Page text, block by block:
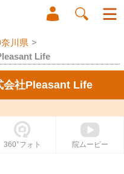
川県 >
Life
社Pleasant Life
360°フォト 院ムービー